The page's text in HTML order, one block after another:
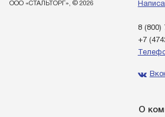
ООО «СТАЛЬТОРГ», © 2026
8 (800)
+7
О